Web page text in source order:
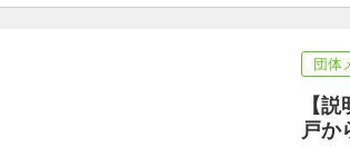
団体
【
戸か